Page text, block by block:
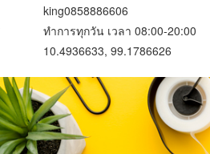
king0858886606
ทำการทุกวัน เวลา 08:00-20:00
10.4936633, 99.1786626